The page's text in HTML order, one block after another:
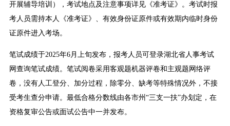
开展辅导培训），考试地点及注意事项详见《准考证》。考试时报
考人员需持本人《准考证》、有效身份证原件或有效期内临时身份
证原件进入考场。
笔试成绩于2025年6月上旬发布，报考人员可登录湖北省人事考试
网查询笔试成绩。笔试阅卷采用客观题机器评卷和主观题网络评
卷，没有人工登分、加分过程，除零分、缺考等特殊情况外，不接
受考生查分申请。最低合格分数线由各市州“三支一扶”办划定，在
资格复审公告或面试公告中一并发布。